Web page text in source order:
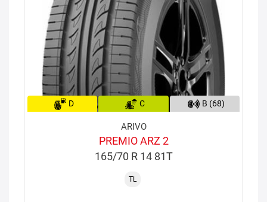
D C B (68)
ARIVO
PREMIO ARZ 2
165/70 R 14 81T
TL